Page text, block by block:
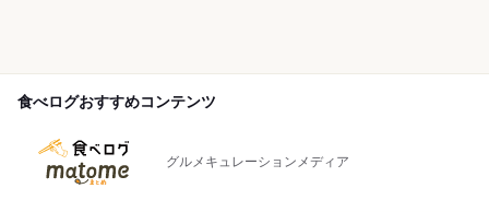
食べログおすすめコンテンツ
グルメキュレーションメディア